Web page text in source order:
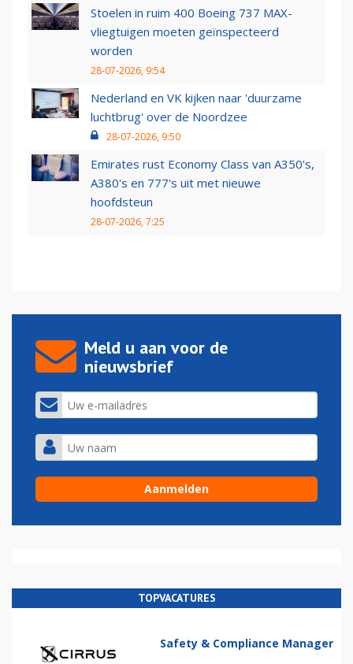
Stoelen in ruim 400 Boeing 737 MAX-
vliegtuigen moeten geïnspecteerd
worden
28-07-2026, 9:54
Nederland en VK kijken naar 'duurzame
luchtbrug' over de Noordzee
28-07-2026, 9:50
Emirates rust Economy Class van A350's,
A380's en 777's uit met nieuwe
hoofdsteun
28-07-2026, 7:25
Meld u aan voor de
nieuwsbrief
TOPVACATURES
Safety & Compliance Manager